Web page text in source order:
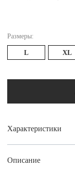
Размеры:
L XL
Характеристики
Описание